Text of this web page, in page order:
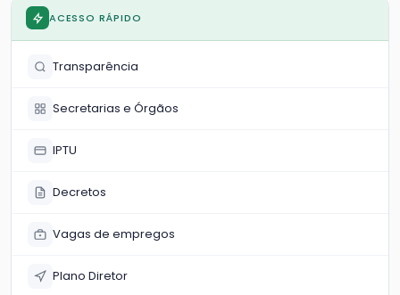
ACESSO RÁPIDO
Transparência
Secretarias e Órgãos
IPTU
Decretos
Vagas de empregos
Plano Diretor